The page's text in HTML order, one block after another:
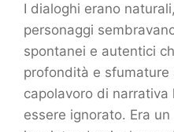
I dialoghi erano
personaggi
spontanei e autentici
profondità e sfumature
capolavoro di
essere ignorato. Era